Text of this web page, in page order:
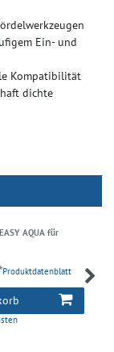
Ein- und
Kompatibilität
dichte
AQUA für
Produktdatenblatt